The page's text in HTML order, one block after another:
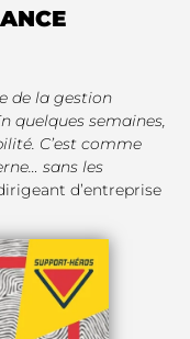
de la gestion
quelques semaines,
C’est comme
sans les
d’entreprise